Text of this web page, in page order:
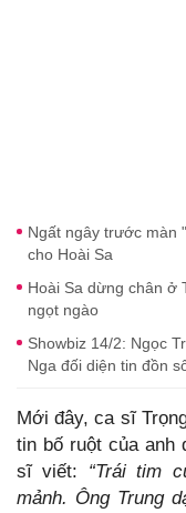
Ngất ngây trước màn
cho Hoài Sa
Hoài Sa dừng chân ở
ngọt ngào
Showbiz 14/2: Ngọc
Nga đối diện tin đồn
Mới đây, ca sĩ
tin bố ruột của anh
sĩ viết: “Trái tim
mảnh. Ông Trung